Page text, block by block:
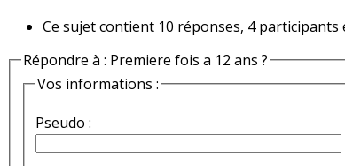
Ce sujet contient 10 réponses, 4
Répondre à : Premiere fois a 12 ans ?
Vos informations :
Pseudo :